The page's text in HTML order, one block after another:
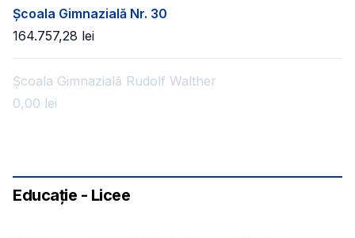
Școala Gimnazială Nr. 30
164.757,28 lei
Școala Gimnazială Rudolf Walther
0,00 lei
Educație - Licee